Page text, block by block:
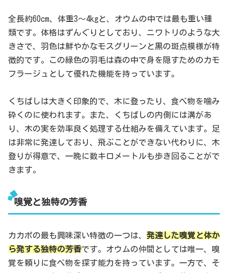
全長約60cm、体重3〜4kgと、オウムの中では最も重い種
類です。体格はずんぐりとしており、ニワトリのような大
きさで、羽色は鮮やかなモスグリーンと黒の斑点模様が特
徴的です。この緑色の羽毛は森の中で身を隠すためのカモ
フラージュとして優れた機能を持っています。
くちばしは大きく印象的で、木に登ったり、食べ物を噛み
砕くのに使われます。また、くちばしの内側には溝があ
り、木の実を効率良く処理する仕組みを備えています。足
は非常に発達しており、飛ぶことができない代わりに、木
登りが得意で、一晩に数キロメートルも歩き回ることがで
きます。
嗅覚と独特の芳香
カカポの最も興味深い特徴の一つは、 発達した嗅覚と体か
ら発する独特の芳香です。オウムの仲間としては唯一、嗅
覚を頼りに食べ物を探す能力を持っています。一方で、そ